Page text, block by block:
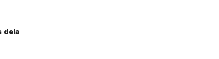
dela